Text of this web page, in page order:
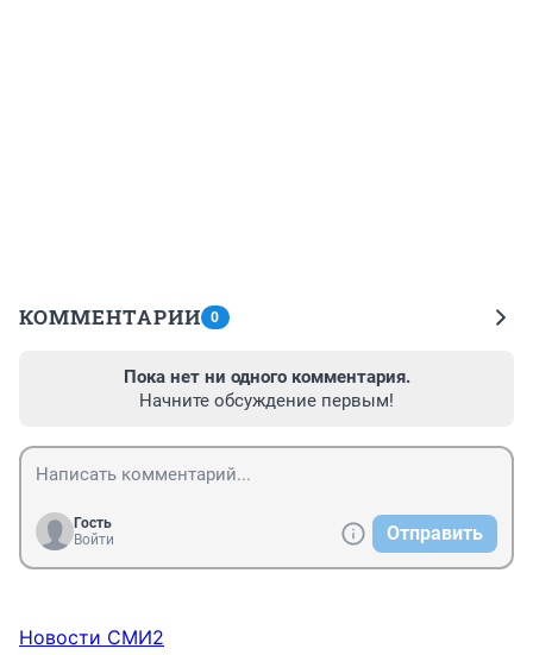
КОММЕНТАРИИ 0
Пока нет ни одного комментария.
Начните обсуждение первым!
Гость
Войти
Отправить
Новости СМИ2